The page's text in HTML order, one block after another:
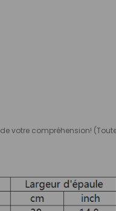
votre compréhension!